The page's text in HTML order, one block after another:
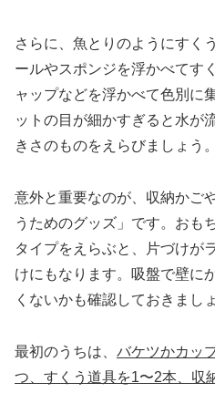
さらに、魚とりのようにすく
ールやスポンジを浮かべてす
ャップなどを浮かべて色別に
ットの目が細かすぎると水が
きさのものをえらびましょう。
意外と重要なのが、収納かご
うためのグッズ」です。おも
タイプをえらぶと、片づけが
けにもなります。吸盤で壁に
くないかも確認しておきまし
最初のうちは、 バケツかカッ
つ、すくう道具を1〜2本、収